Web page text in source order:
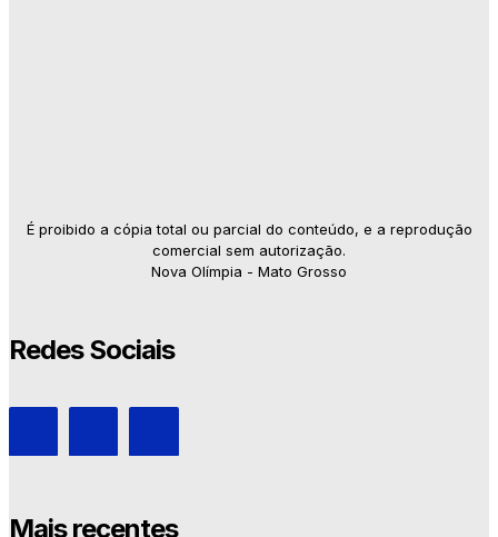
É proibido a cópia total ou parcial do conteúdo, e a reprodução
comercial sem autorização.
Nova Olímpia - Mato Grosso
Redes Sociais
Mais recentes